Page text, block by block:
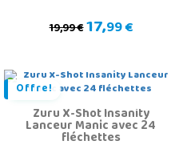
19,99 €17,99 €
Offre!
Zuru X-Shot Insanity
Lanceur Manic avec 24
fléchettes